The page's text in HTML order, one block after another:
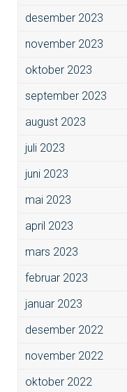
desember 2023
november 2023
oktober 2023
september 2023
august 2023
juli 2023
juni 2023
mai 2023
april 2023
mars 2023
februar 2023
januar 2023
desember 2022
november 2022
oktober 2022